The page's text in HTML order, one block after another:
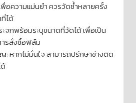
พื่อความแม่นยำ ควรวัดซ้ำหลายครั้ง
ได้
จกพร้อมระบุขนาดที่วัดได้ เพื่อเป็น
รสั่งซื้อฟิล์ม
:หากไม่มั่นใจ สามารถปรึกษาช่างติด